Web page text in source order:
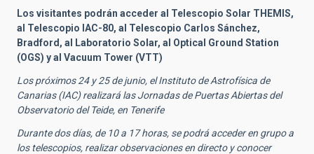
Los visitantes podrán acceder al Telescopio Solar THEMIS,
al Telescopio IAC-80, al Telescopio Carlos Sánchez,
Bradford, al Laboratorio Solar, al Optical Ground Station
(OGS) y al Vacuum Tower (VTT)
Los próximos 24 y 25 de junio, el Instituto de Astrofísica de
Canarias (IAC) realizará las Jornadas de Puertas Abiertas del
Observatorio del Teide, en Tenerife
Durante dos días, de 10 a 17 horas, se podrá acceder en grupo a
los telescopios, realizar observaciones en directo y conocer